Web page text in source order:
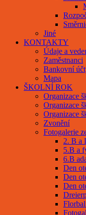
Jiné
KONTAKTY
Údaje a
Zaměstnanci
Bankovní
Mapa
ŠKOLNÍ ROK
Organizace
Organizace
Organizace
Zvonění
Fotogalerie
2. B a
5.B a
6.B
Den
Den
Den